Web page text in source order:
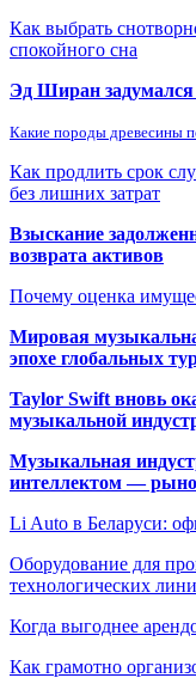
Как выбрать
спокойного сна
Эд Ширан задумался
Какие породы древесины
Как продлить срок
без лишних затрат
Взыскание
возврата активов
Почему оценка
Мировая
эпохе глобальных
Taylor Swift вновь
музыкальной
Музыкальная
интеллектом —
Li Auto в Беларуси:
Оборудование для
технологических
Когда выгоднее
Как грамотно